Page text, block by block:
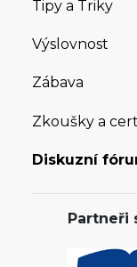
Tipy a Triky
Výslovnost
Zábava
Zkoušky a
Diskuzní
Partneři